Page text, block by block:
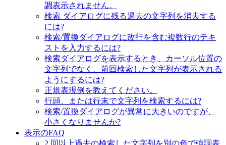
調表示されません。
検索 ダイアログに残る過去の文字列を消去する
には?
検索/置換ダイアログに改行を含む複数行のテキ
ストを入力するには?
検索ダイアログを表示するとき、カーソル位置の
文字列でなく、前回検索した文字列が表示される
ようにするには?
正規表現例を教えてください。
行頭、または行末で文字列を検索するには?
検索/置換ダイアログが異常に大きいのですが、
小さくなりませんか?
表示のFAQ
2 回以上過去の検索した文字列を別の色で強調表